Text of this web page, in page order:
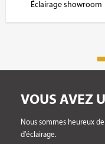
Éclairage showroom
VOUS AVEZ
Nous sommes heureux
d'éclairage.